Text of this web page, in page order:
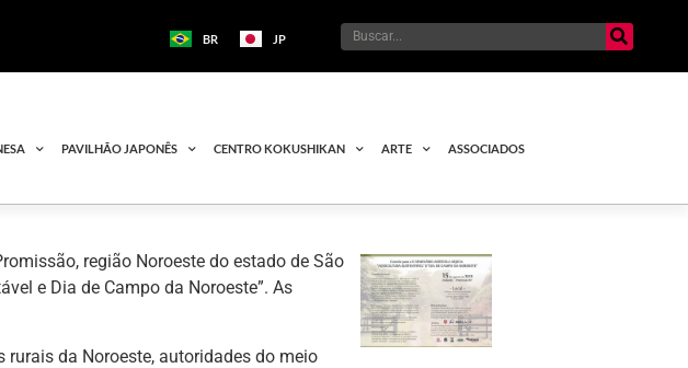
BR JP
PAVILHÃO JAPONÊS CENTRO KOKUSHIKAN ARTE ASSOCIADOS
região Noroeste do estado de São
e Dia de Campo da Noroeste”. As
da Noroeste, autoridades do meio